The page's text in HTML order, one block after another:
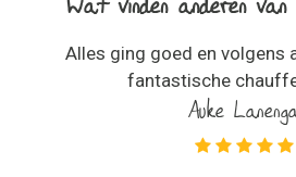
Alles ging goed en volgens
fantastische
Auke